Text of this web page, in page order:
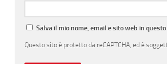
Salva il mio nome, email e sito web in
Questo sito è protetto da reCAPTCHA, ed è